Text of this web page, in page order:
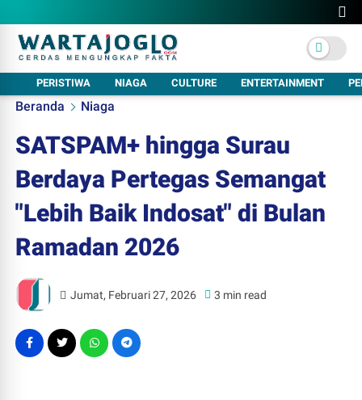
PERISTIWA NIAGA CULTURE ENTERTAINMENT
Beranda Niaga
SATSPAM+ hingga Surau
Berdaya Pertegas Semangat
"Lebih Baik Indosat" di Bulan
Ramadan 2026
Jumat, Februari 27, 2026 3 min read